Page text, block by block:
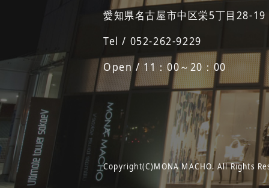
愛知県名古屋市中区栄5丁目28-
Tel / 052-262-9229
Open / 11：00～20：00
Copyright(C)MONA MACHO. All Rights